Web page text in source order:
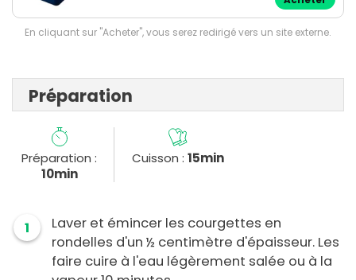
En cliquant sur "Acheter", vous serez redirigé vers un site externe.
Préparation
Préparation :
10min
Cuisson : 15min
1
Laver et émincer les courgettes en
rondelles d'un ½ centimètre d'épaisseur. Les
faire cuire à l'eau légèrement salée ou à la